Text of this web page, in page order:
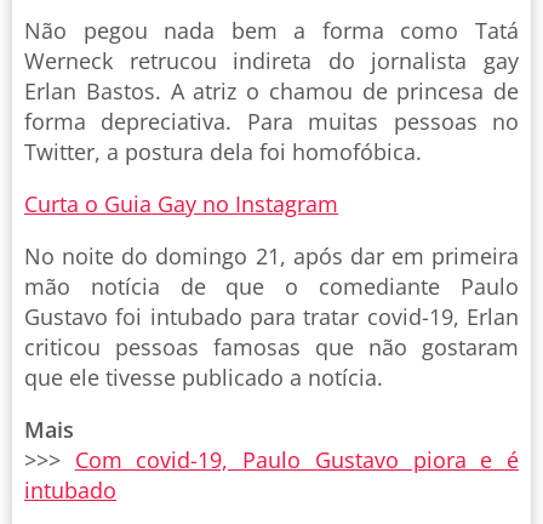
Não pegou nada bem a forma como Tatá
Werneck retrucou indireta do jornalista gay
Erlan Bastos. A atriz o chamou de princesa de
forma depreciativa. Para muitas pessoas no
Twitter, a postura dela foi homofóbica.
Curta o Guia Gay no Instagram
No noite do domingo 21, após dar em primeira
mão notícia de que o comediante Paulo
Gustavo foi intubado para tratar covid-19, Erlan
criticou pessoas famosas que não gostaram
que ele tivesse publicado a notícia.
Mais
>>> Com covid-19, Paulo Gustavo piora e é
intubado